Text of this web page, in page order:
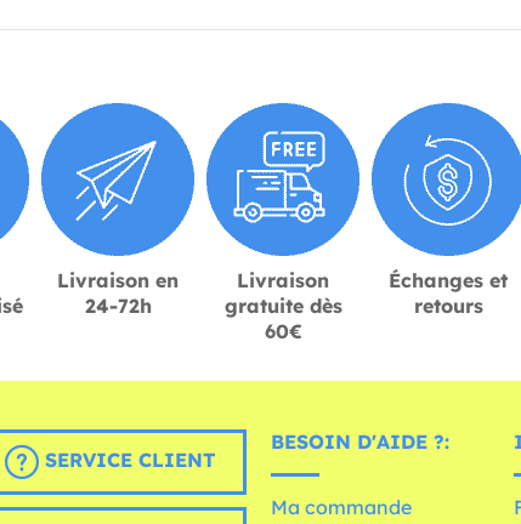
Livraison en
24-72h
Livraison
gratuite dès
60€
Échanges et
retours
SERVICE CLIENT
BESOIN D'AIDE ?:
Ma commande